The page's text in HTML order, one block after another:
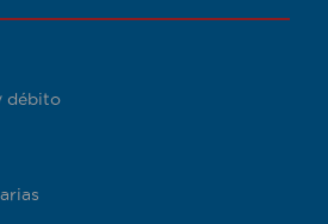
débito